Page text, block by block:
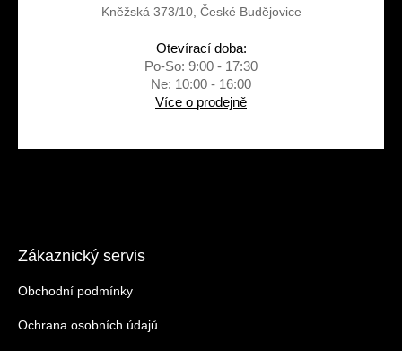
Kněžská 373/10, České Budějovice
Otevírací doba:
Po-So: 9:00 - 17:30
Ne: 10:00 - 16:00
Více o prodejně
Zákaznický servis
Obchodní podmínky
Ochrana osobních údajů